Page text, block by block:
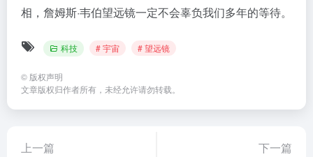
相，詹姆斯·韦伯望远镜一定不会辜负我们多年的等待。
科技 # 宇宙 # 望远镜
© 版权声明
文章版权归作者所有，未经允许请勿转载。
上一篇 下一篇